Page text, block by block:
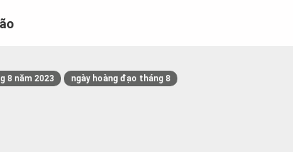
8 năm 2023 ngày hoàng đạo tháng 8